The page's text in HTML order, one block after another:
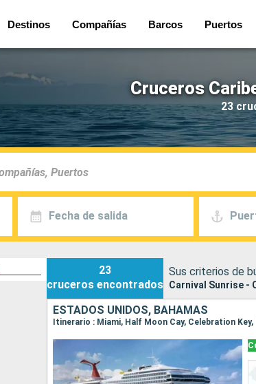
Destinos Compañías Barcos Puertos
Cruceros
23
Fecha de salida
23
cruceros encontrados
Sus criterios de
Carnival Sunrise -
ESTADOS UNIDOS, BAHAMAS
Itinerario : Miami, Half Moon Cay, Celebration Key,